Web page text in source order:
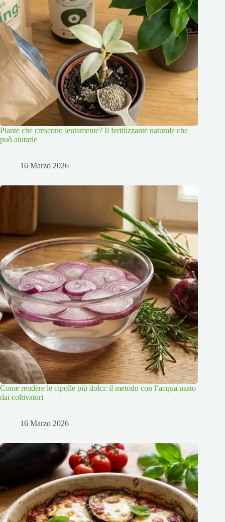
Piante che crescono lentamente? Il fertilizzante naturale che
può aiutarle
16 Marzo 2026
Come rendere le cipolle più dolci: il metodo con l’acqua usato
dai coltivatori
16 Marzo 2026